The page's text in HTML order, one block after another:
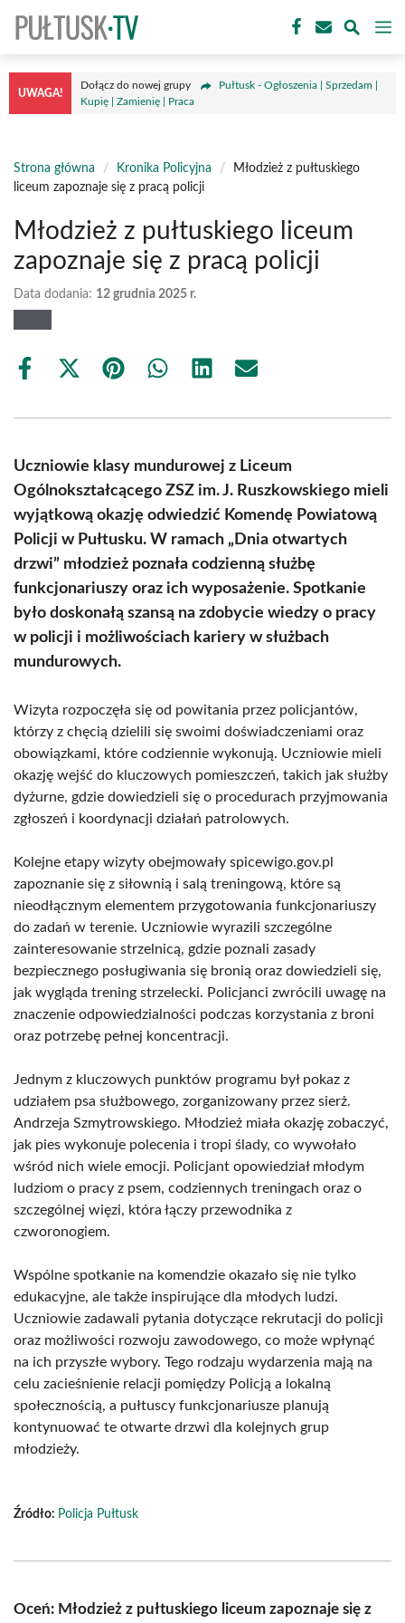
treści
UWAGA!
Dołącz do nowej grupy
Pułtusk - Ogłoszenia | Sprzedam |
Kupię | Zamienię | Praca
Strona główna / Kronika Policyjna /
Młodzież z pułtuskiego
liceum zapoznaje się z pracą policji
Młodzież z pułtuskiego liceum
zapoznaje się z pracą policji
Data dodania: 12 grudnia 2025 r.
Share
Share
(Twitter)
Share Share Share Share
Uczniowie klasy mundurowej z Liceum
Ogólnokształcącego ZSZ im. J. Ruszkowskiego mieli
wyjątkową okazję odwiedzić Komendę Powiatową
Policji w Pułtusku. W ramach „Dnia otwartych
drzwi” młodzież poznała codzienną służbę
funkcjonariuszy oraz ich wyposażenie. Spotkanie
było doskonałą szansą na zdobycie wiedzy o pracy
w policji i możliwościach kariery w służbach
mundurowych.
Wizyta rozpoczęła się od powitania przez policjantów,
którzy z chęcią dzielili się swoimi doświadczeniami oraz
obowiązkami, które codziennie wykonują. Uczniowie mieli
okazję wejść do kluczowych pomieszczeń, takich jak służby
dyżurne, gdzie dowiedzieli się o procedurach przyjmowania
zgłoszeń i koordynacji działań patrolowych.
Kolejne etapy wizyty obejmowały spicewigo.gov.pl
zapoznanie się z siłownią i salą treningową, które są
nieodłącznym elementem przygotowania funkcjonariuszy
do zadań w terenie. Uczniowie wyrazili szczególne
zainteresowanie strzelnicą, gdzie poznali zasady
bezpiecznego posługiwania się bronią oraz dowiedzieli się,
jak wygląda trening strzelecki. Policjanci zwrócili uwagę na
znaczenie odpowiedzialności podczas korzystania z broni
oraz potrzebę pełnej koncentracji.
Jednym z kluczowych punktów programu był pokaz z
udziałem psa służbowego, zorganizowany przez sierż.
Andrzeja Szmytrowskiego. Młodzież miała okazję zobaczyć,
jak pies wykonuje polecenia i tropi ślady, co wywołało
wśród nich wiele emocji. Policjant opowiedział młodym
ludziom o pracy z psem, codziennych treningach oraz o
szczególnej więzi, która łączy przewodnika z
czworonogiem.
Wspólne spotkanie na komendzie okazało się nie tylko
edukacyjne, ale także inspirujące dla młodych ludzi.
Uczniowie zadawali pytania dotyczące rekrutacji do policji
oraz możliwości rozwoju zawodowego, co może wpłynąć
na ich przyszłe wybory. Tego rodzaju wydarzenia mają na
celu zacieśnienie relacji pomiędzy Policją a lokalną
społecznością, a pułtuscy funkcjonariusze planują
kontynuować te otwarte drzwi dla kolejnych grup
młodzieży.
Źródło: Policja Pułtusk
Oceń: Młodzież z pułtuskiego liceum zapoznaje się z